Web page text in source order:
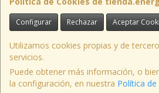
Configurar Rechazar Aceptar
Utilizamos cookies propias y de
servicios.
Puede obtener más información, o
la configuración, en nuestra Política de
Contacto
tienda@energytelestudios.com
, , , , España. - C.I.F.: